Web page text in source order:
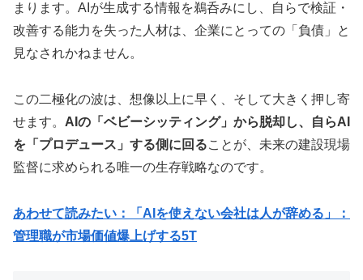
まります。AIが生成する情報を鵜呑みにし、自らで検証・
改善する能力を失った人材は、企業にとっての「負債」と
見なされかねません。
この二極化の波は、想像以上に早く、そして大きく押し寄
せます。 AIの「ベビーシッティング」から脱却し、自らAI
を「プロデュース」する側に回ることが、未来の建設現場
監督に求められる唯一の生存戦略なのです。
あわせて読みたい：「AIを使えない会社は人が辞める」：
管理職が市場価値爆上げする5T